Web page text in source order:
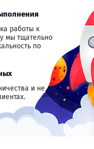
работы к
мы тщательно
по
и не